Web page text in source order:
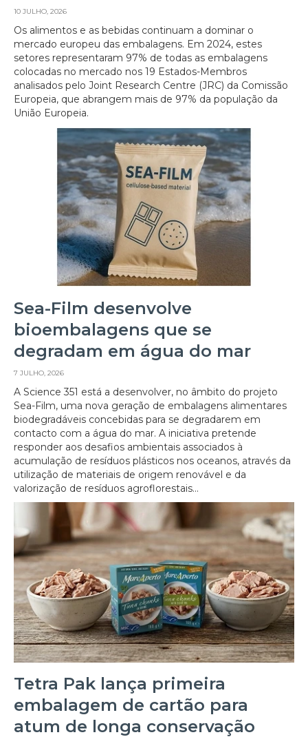
10 JULHO, 2026
Os alimentos e as bebidas continuam a dominar o
mercado europeu das embalagens. Em 2024, estes
setores representaram 97% de todas as embalagens
colocadas no mercado nos 19 Estados-Membros
analisados pelo Joint Research Centre (JRC) da Comissão
Europeia, que abrangem mais de 97% da população da
União Europeia.
Sea-Film desenvolve
bioembalagens que se
degradam em água do mar
7 JULHO, 2026
A Science 351 está a desenvolver, no âmbito do projeto
Sea-Film, uma nova geração de embalagens alimentares
biodegradáveis concebidas para se degradarem em
contacto com a água do mar. A iniciativa pretende
responder aos desafios ambientais associados à
acumulação de resíduos plásticos nos oceanos, através da
utilização de materiais de origem renovável e da
valorização de resíduos agroflorestais...
Tetra Pak lança primeira
embalagem de cartão para
atum de longa conservação